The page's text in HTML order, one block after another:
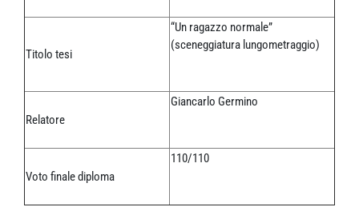
Titolo tesi
“Un ragazzo normale”
(sceneggiatura lungometraggio)
Relatore
Giancarlo Germino
Voto finale diploma
110/110